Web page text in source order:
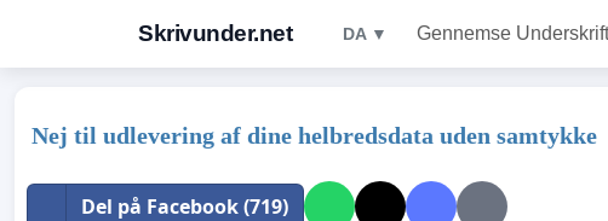
Skrivunder.net DA ▼ Gennemse
Nej til udlevering af dine helbredsdata uden samtykke
Del på Facebook (719)